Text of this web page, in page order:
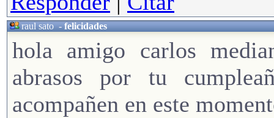
raul sato-felicidades
hola amigo carlos
abrasos por tu
acompañen en este